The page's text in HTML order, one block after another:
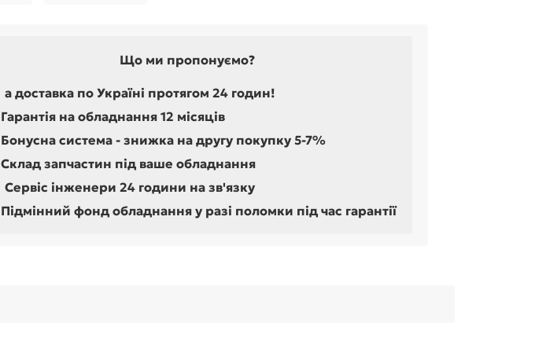
Що ми пропонуємо?
а доставка по Україні протягом 24 годин!
Гарантія на обладнання 12 місяців
Бонусна система - знижка на другу покупку 5-7%
Склад запчастин під ваше обладнання
Сервіс інженери 24 години на зв'язку
Підмінний фонд обладнання у разі поломки під час гарантії